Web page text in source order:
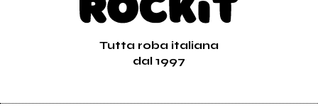
Tutta roba italiana
dal 1997